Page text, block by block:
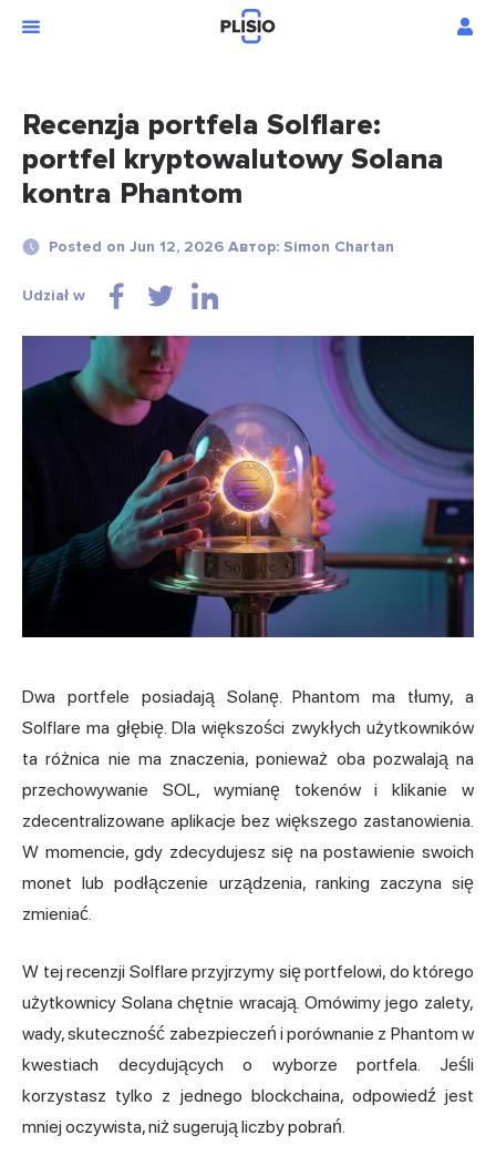
Recenzja portfela Solflare:
portfel kryptowalutowy Solana
kontra Phantom
Posted on Jun 12, 2026 Автор: Simon Chartan
Udział w
Dwa portfele posiadają Solanę.Phantom ma tłumy, a
Solflare ma głębię. Dla większości zwykłych użytkowników
ta różnica nie ma znaczenia, ponieważ oba pozwalają na
przechowywanie SOL, wymianę tokenów i klikanie w
zdecentralizowane aplikacje bez większego zastanowienia.
W momencie, gdy zdecydujesz się na postawienie swoich
monet lub podłączenie urządzenia, ranking zaczyna się
zmieniać.
W tej recenzji Solflare przyjrzymy się portfelowi, do którego
użytkownicy Solana chętnie wracają. Omówimy jego zalety,
wady, skuteczność zabezpieczeń i porównanie z Phantom w
kwestiach decydujących o wyborze portfela. Jeśli
korzystasz tylko z jednego blockchaina, odpowiedź jest
mniej oczywista, niż sugerują liczby pobrań.